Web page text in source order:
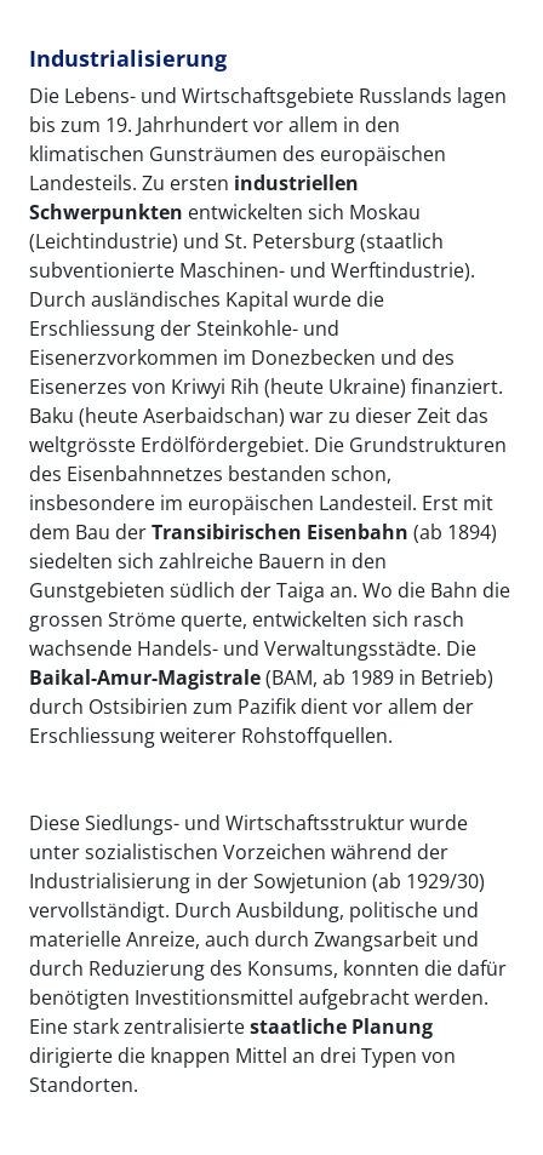
Industrialisierung
Die Lebens- und Wirtschaftsgebiete Russlands lagen
bis zum 19. Jahrhundert vor allem in den
klimatischen Gunsträumen des europäischen
Landesteils. Zu ersten industriellen
Schwerpunkten entwickelten sich Moskau
(Leichtindustrie) und St. Petersburg (staatlich
subventionierte Maschinen- und Werftindustrie).
Durch ausländisches Kapital wurde die
Erschliessung der Steinkohle- und
Eisenerzvorkommen im Donezbecken und des
Eisenerzes von Kriwyi Rih (heute Ukraine) finanziert.
Baku (heute Aserbaidschan) war zu dieser Zeit das
weltgrösste Erdölfördergebiet. Die Grundstrukturen
des Eisenbahnnetzes bestanden schon,
insbesondere im europäischen Landesteil. Erst mit
dem Bau derTransibirischen Eisenbahn (ab 1894)
siedelten sich zahlreiche Bauern in den
Gunstgebieten südlich der Taiga an. Wo die Bahn die
grossen Ströme querte, entwickelten sich rasch
wachsende Handels- und Verwaltungsstädte. Die
Baikal-Amur-Magistrale(BAM, ab 1989 in Betrieb)
durch Ostsibirien zum Pazifik dient vor allem der
Erschliessung weiterer Rohstoffquellen.
Diese Siedlungs- und Wirtschaftsstruktur wurde
unter sozialistischen Vorzeichen während der
Industrialisierung in der Sowjetunion (ab 1929/30)
vervollständigt. Durch Ausbildung, politische und
materielle Anreize, auch durch Zwangsarbeit und
durch Reduzierung des Konsums, konnten die dafür
benötigten Investitionsmittel aufgebracht werden.
Eine stark zentralisiertestaatliche Planung
dirigierte die knappen Mittel an drei Typen von
Standorten.